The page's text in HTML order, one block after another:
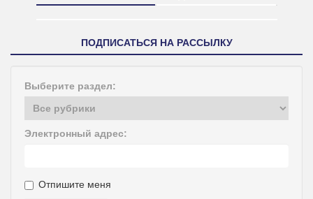
ПОДПИСАТЬСЯ НА РАССЫЛКУ
Выберите раздел:
Электронный адрес:
Отпишите меня